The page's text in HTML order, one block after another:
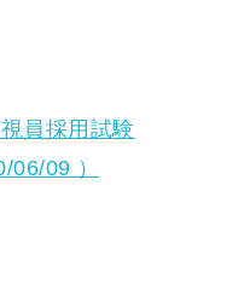
員採用試験
06/09 ）